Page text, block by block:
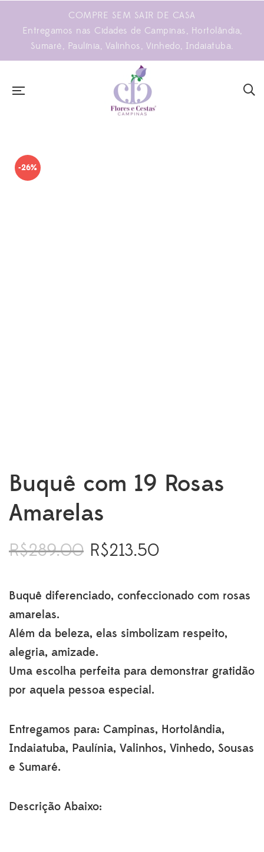
COMPRE SEM SAIR DE CASA
Entregamos nas Cidades de Campinas, Hortolândia,
Sumaré, Paulínia, Valinhos, Vinhedo, Indaiatuba.
-26%
Buquê com 19 Rosas
Amarelas
R$289.00
O
era:
R$213.50O
é:
Buquê diferenciado, confeccionado com rosas
amarelas.
Além da beleza, elas simbolizam respeito,
alegria, amizade.
Uma escolha perfeita para demonstrar gratidão
por aquela pessoa especial.
Entregamos para: Campinas, Hortolândia,
Indaiatuba, Paulínia, Valinhos, Vinhedo, Sousas
e Sumaré.
Descrição Abaixo: